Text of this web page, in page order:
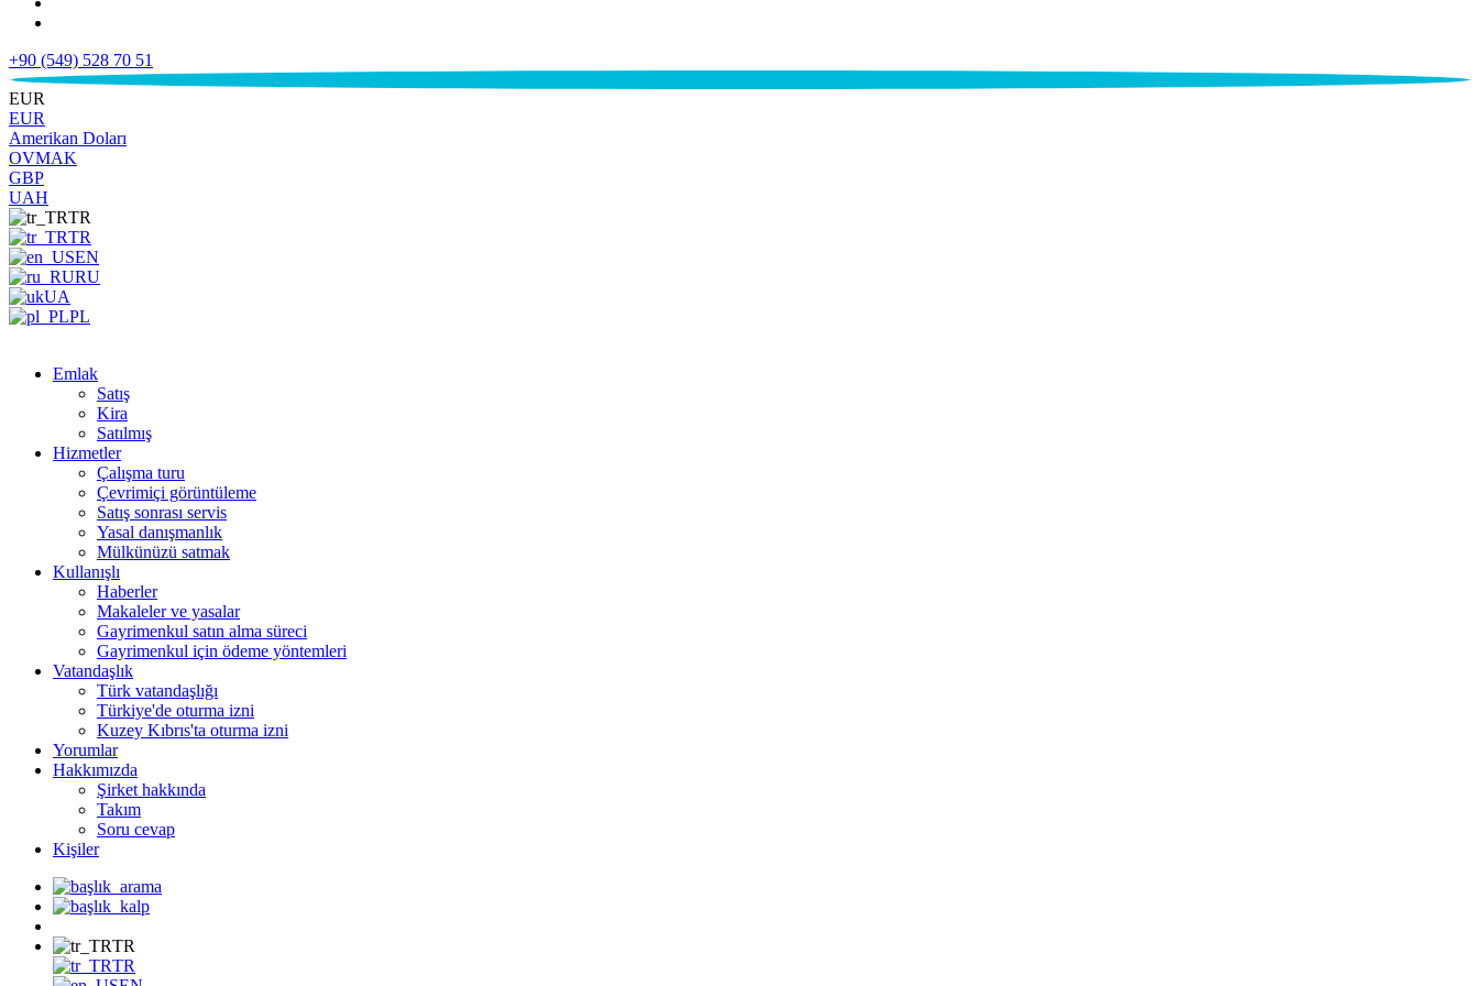
+90 (549) 528 70 51
€
EUR
EUR
Amerikan Doları
OVMAK
GBP
UAH
TR
TR
EN
RU
UA
PL
Emlak
Satış
Kira
Satılmış
Hizmetler
Çalışma turu
Çevrimiçi görüntüleme
Satış sonrası servis
Yasal danışmanlık
Mülkünüzü satmak
Kullanışlı
Haberler
Makaleler ve yasalar
Gayrimenkul satın alma süreci
Gayrimenkul için ödeme yöntemleri
Vatandaşlık
Türk vatandaşlığı
Türkiye'de oturma izni
Kuzey Kıbrıs'ta oturma izni
Yorumlar
Hakkımızda
Şirket hakkında
Takım
Soru cevap
Kişiler
TR
TR